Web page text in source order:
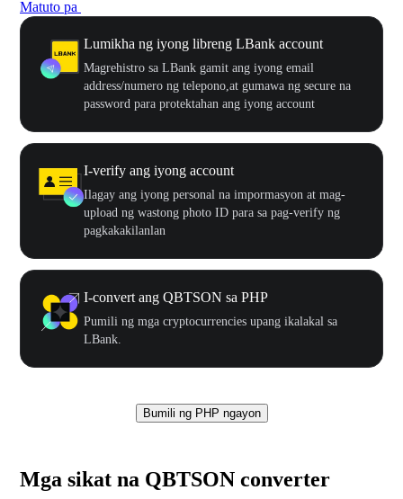
Matuto pa
Lumikha ng iyong libreng LBank account
Magrehistro sa LBank gamit ang iyong email
address/numero ng telepono,at gumawa ng secure na
password para protektahan ang iyong account
I-verify ang iyong account
Ilagay ang iyong personal na impormasyon at mag-
upload ng wastong photo ID para sa pag-verify ng
pagkakakilanlan
I-convert ang QBTSON sa PHP
Pumili ng mga cryptocurrencies upang ikalakal sa
LBank.
Bumili ng PHP ngayon
Mga sikat na QBTSON converter